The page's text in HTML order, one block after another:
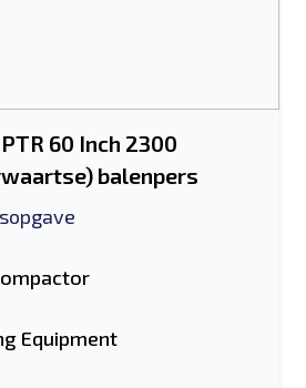
60 Inch 2300
balenpers
Equipment